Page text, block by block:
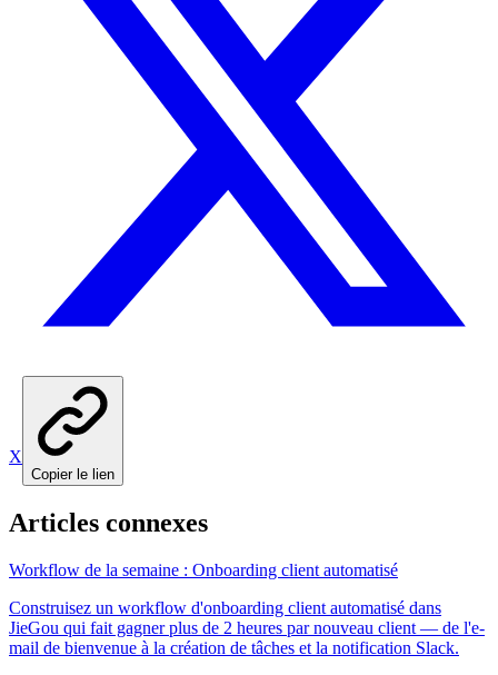
X
Copier le lien
Articles connexes
Workflow de la semaine : Onboarding client automatisé
Construisez un workflow d'onboarding client automatisé dans
JieGou qui fait gagner plus de 2 heures par nouveau client — de l'e-
mail de bienvenue à la création de tâches et la notification Slack.